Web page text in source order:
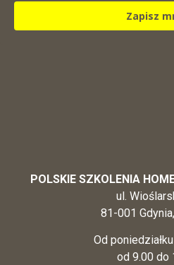
Zapisz
POLSKIE SZKOLENIA
ul.
81-001
Od
od 9.00 do